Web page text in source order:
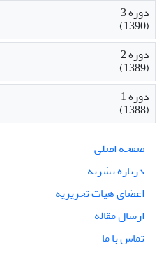
دوره 3
(1390)
دوره 2
(1389)
دوره 1
(1388)
صفحه اصلی
درباره نشریه
اعضای هیات تحریریه
ارسال مقاله
تماس با ما